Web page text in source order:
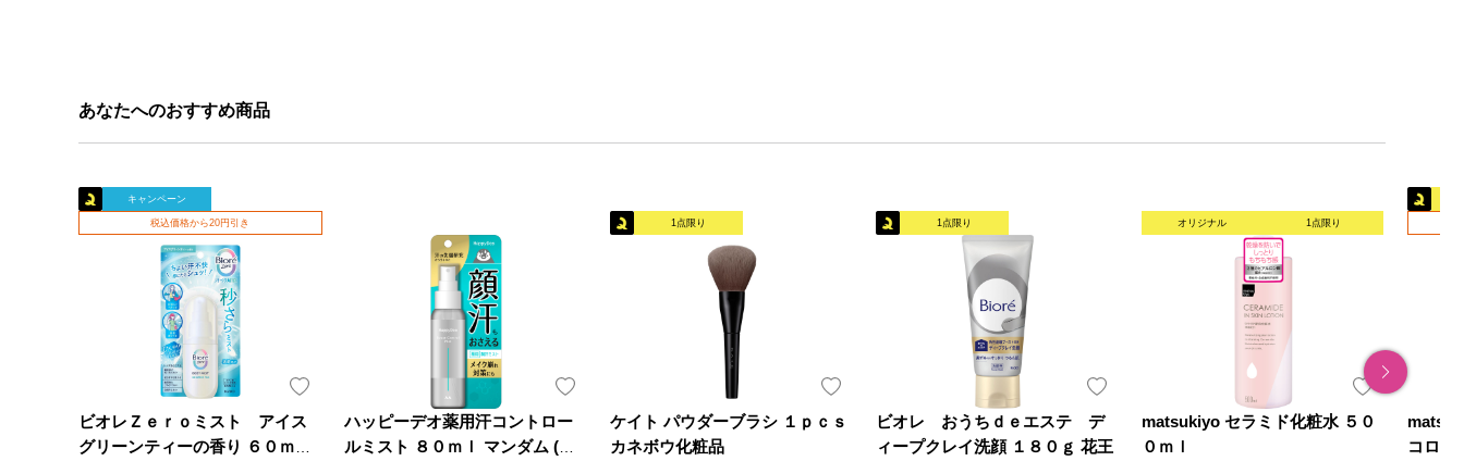
あなたへのおすすめ商品
キャンペーン
税込価格から20円引き
ビオレＺｅｒｏミスト アイス
グリーンティーの香り ６０ｍＬ
ハッピーデオ薬用汗コントロー
ルミスト ８０ｍｌ マンダム (医
1点限り
ケイト パウダーブラシ １ｐｃｓ
カネボウ化粧品
1点限り
ビオレ おうちｄｅエステ デ
ィープクレイ洗顔 １８０ｇ 花王
オリジナル 1点限り
matsukiyo セラミド化粧水 ５０
０ｍｌ
コロイ